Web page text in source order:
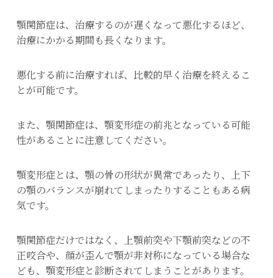
顎関節症は、治療するのが遅くなって悪化するほど、
治療にかかる期間も長くなります。
悪化する前に治療すれば、比較的早く治療を終えるこ
とが可能です。
また、顎関節症は、顎変形症の前兆となっている可能
性があることに注意してください。
顎変形症とは、顎の骨の形状が異常であったり、上下
の顎のバランスが崩れてしまったりすることもある病
気です。
顎関節症だけではなく、上顎前突や下顎前突などの不
正咬合や、顔が歪んで顎が非対称になっている場合な
ども、顎変形症と診断されてしまうことがあります。